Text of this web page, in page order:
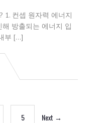
1. 컨셉 원자력 에너지
방출되는 에너지 입
부 […]
5 Next →